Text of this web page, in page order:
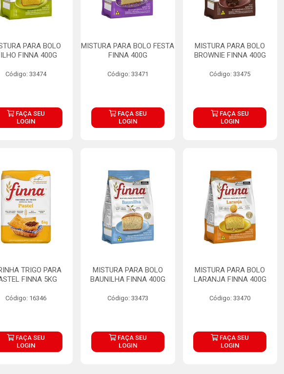
PARA BOLO
FINNA 400G
Código: 33474
FAÇA SEU
LOGIN
MISTURA PARA BOLO FESTA
FINNA 400G
Código: 33471
FAÇA SEU
LOGIN
MISTURA PARA BOLO
BROWNIE FINNA 400G
Código: 33475
FAÇA SEU
LOGIN
TRIGO PARA
FINNA 5KG
Código: 16346
FAÇA SEU
LOGIN
MISTURA PARA BOLO
BAUNILHA FINNA 400G
Código: 33473
FAÇA SEU
LOGIN
MISTURA PARA BOLO
LARANJA FINNA 400G
Código: 33470
FAÇA SEU
LOGIN